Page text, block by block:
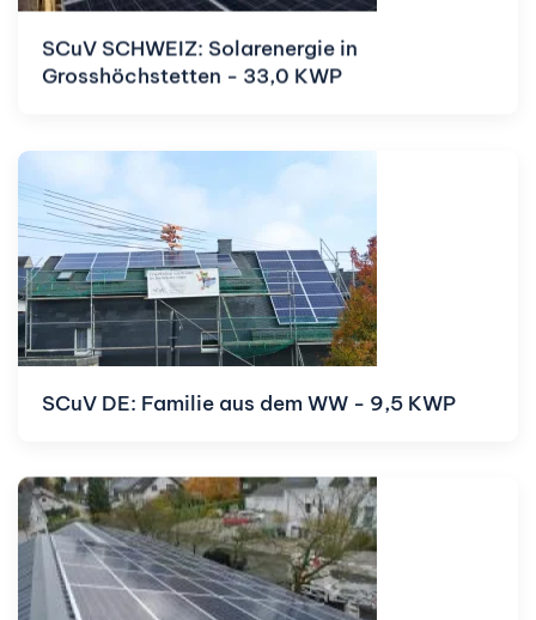
SCuV SCHWEIZ: Solarenergie in
Grosshöchstetten - 33,0 KWP
SCuV DE: Familie aus dem WW - 9,5 KWP